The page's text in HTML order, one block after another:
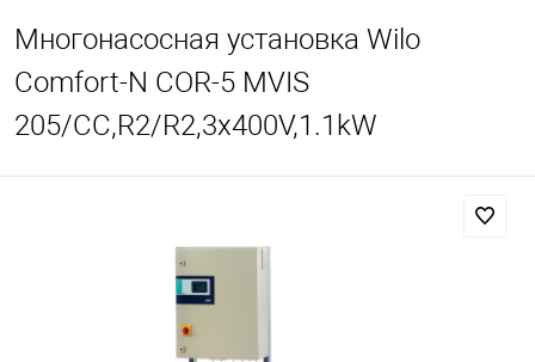
Многонасосная установка Wilo
Comfort-N COR-5 MVIS
205/CC,R2/R2,3x400V,1.1kW